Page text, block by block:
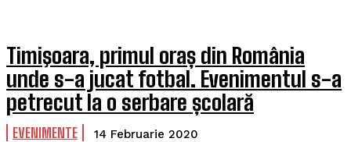
Timişoara, primul oraș din România
unde s-a jucat fotbal. Evenimentul s-a
petrecut la o serbare școlară
EVENIMENTE 14 Februarie 2020